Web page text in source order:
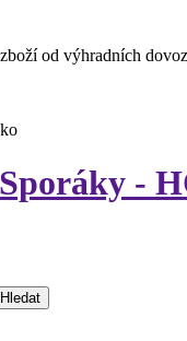
od výhradních
-